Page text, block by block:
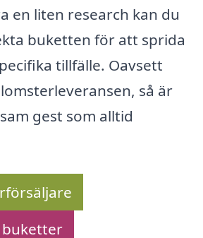
en liten research kan du
buketten för att sprida
tillfälle. Oavsett
så är
gest som alltid
buketter